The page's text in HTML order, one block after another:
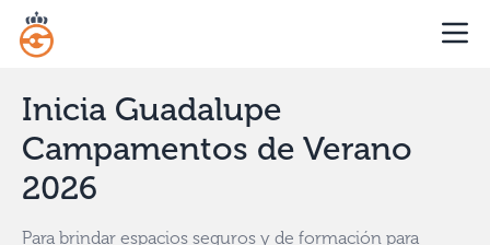
Inicia Guadalupe
Campamentos de Verano
2026
Para brindar espacios seguros y de formación para